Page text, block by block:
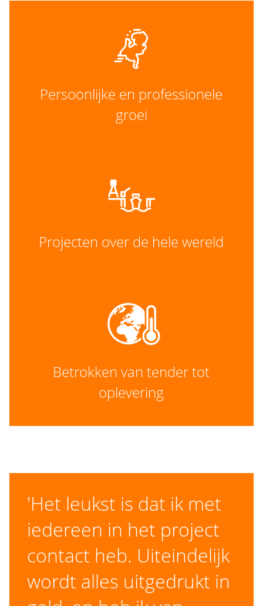
Persoonlijke en professionele
groei
Projecten over de hele wereld
Betrokken van tender tot
oplevering
'Het leukst is dat ik met
iedereen in het project
contact heb. Uiteindelijk
wordt alles uitgedrukt in